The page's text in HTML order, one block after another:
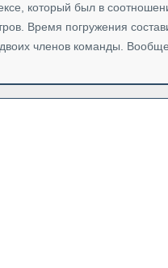
который был в
Время погружения
членов команды.